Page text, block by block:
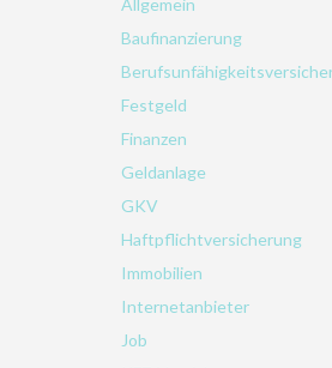
Allgemein
Baufinanzierung
Festgeld
Finanzen
Geldanlage
GKV
Haftpflichtversicherung
Immobilien
Internetanbieter
Job